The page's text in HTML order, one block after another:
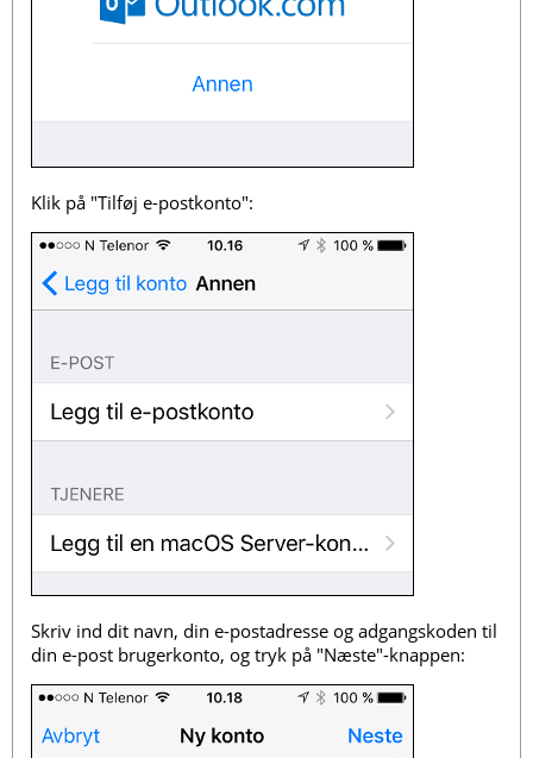
Klik på "Tilføj e-postkonto":
Skriv ind dit navn, din e-postadresse og adgangskoden til
din e-post brugerkonto, og tryk på "Næste"-knappen: